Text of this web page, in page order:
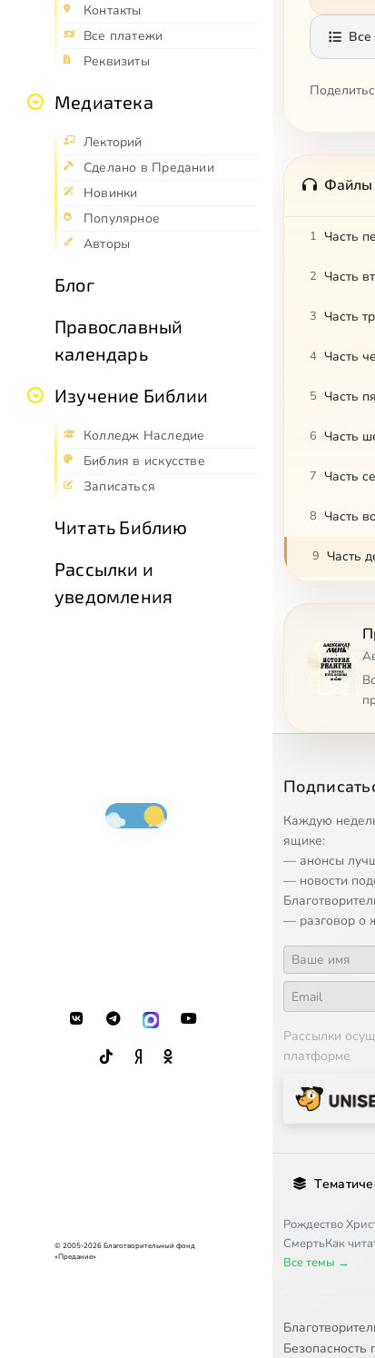
Контакты
Все платежи
Реквизиты
Медиатека
Лекторий
Сделано в Предании
Новинки
Популярное
Авторы
Блог
Православный
календарь
Изучение Библии
Колледж Наследие
Библия в искусстве
Записаться
Читать Библию
Рассылки и
уведомления
© 2005-2026 Благотворительный фонд
«Предание»
Все
Файлы
1 Часть
2 Часть
3 Часть
4 Часть
5 Часть
6 Часть
7 Часть
8 Часть
9 Часть
Каждую
ящике:
— анонсы
— новости
— разговор о
Рассылки
платформе
Рождество
СмертьКак
Все темы →
Безопасность